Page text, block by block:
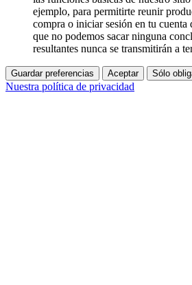
ejemplo, para permitirte reunir
compra o iniciar sesión en tu
que no podemos sacar ninguna
resultantes nunca se transmitirán a
Guardar preferencias Aceptar Sólo
Nuestra política de privacidad